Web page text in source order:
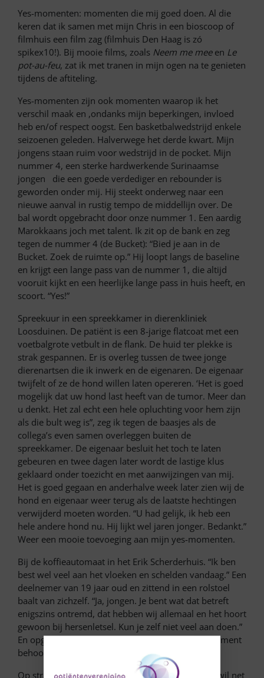
Yes-momenten: momenten die mij goed doen. Al die
keren dat ik samen met mijn Chris in een bioscoop of
filmhuis een film zag (filmhuis Den Haag is zó
spikex10!). Bij mooie films, zoals Neem me meeen Le
pot-au-feu, zat ik met tranen in mijn ogen na te genieten
tijdens de aftiteling.
Yes-momenten zijn ook momenten waarop ik het
verschil maak en ,ondanks mijn beperkingen, invloed
heb en/of respect oogst. Een basketbalwedstrijd enkele
seizoenen geleden. Halverwege het derde kwart. Mijn
jongens staan ruim voor wedstrijd in de pocket. Mijn
nummer 4, een sterke hardwerkende Surinaamse
jongen die een goede verdediger en rebounder is
geworden onder mij. Hij steekt onderweg naar een
nieuwe aanval in rustig tempo de middellijn over. De
bal wordt opgebracht door onze nummer 1. Een aardig
Marokkaans joch met talent. Ik zit op de bank en zeg
tegen de nummer 4 (de Bucket): “Bied je aan in de
Bucket. Zoek de ruimte op.” Hij loopt langs de baseline
en krijgt een lange pass van de nummer 1, die altijd
vooruit kijkt en een heerlijke lange pass in huis heeft, en
scoort. “Yes!”
Spreekuur in een spreekkamer in dierenkliniek
Loosduinen. De patiënt is een 8-jarige flatcoat met een
voetbalgrote vetbult in de flank. De huid ter plekke is
strak gespannen. Er is overleg tussen de twee jonge
dierenartsen die ik inwerk en de eigenaren. De eigenaar
twijfelt of ze de hond willen laten opereren. ‘Het is goed
mogelijk dat uw hond last heeft van de tumor. Meer dan
u denkt. Het zal echt een hele opluchting voor hem zijn
als die bult weg is”, zeg ik tegen de baasjes als de
collega’s even samen overleggen buiten de
spreekkamer. De eigenaar besluit het toch te laten
gebeuren en twee dagen later wordt de lastige klus
geklaard onder toezicht en met aanwijzingen van mij.
Het is goed gegaan en anderhalve week later zien wij de
hond en eigenaar weer terug als de laatste hechtingen
verwijderd moeten worden. “U had gelijk, ik heb een
hele andere hond nu. Hij lijkt wel jaren jonger. Bedankt.”
Weer een mooie toevoeging aan mijn yes-momenten.
Bij de koffieautomaat in het Erik Scherderhuis. “Ik ben
best wel veel aan het vloeken en schelden vandaag.” Een
deelnemer van 19 jaar oud en zittend in een rolstoel
baalt van zichzelf. “Ja, jongen. Je bent wat dat betreft
enigszins ontremd, dat hebben wij allemaal en het hoort
gewoon bij hersenletsel. Kun je zelf niet veel aan doen.”
En opgelucht bedankt hij mij. Ja, zeker, ook dit moment
behoort tot de yes-momenten in mijn leven!
Op straat aan de Populierendreef in Voorburg. Ik wil net